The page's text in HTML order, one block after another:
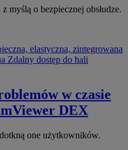
myślą o bezpiecznej obsłudze.
elastyczna, zintegrowana
Zdalny dostęp do hali
w czasie
DEX
one użytkowników.